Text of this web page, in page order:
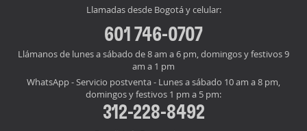
Llamadas desde Bogotá y celular:
601 746-0707
Llámanos de lunes a sábado de 8 am a 6 pm, domingos y festivos 9
am a 1 pm
WhatsApp - Servicio postventa - Lunes a sábado 10 am a 8 pm,
domingos y festivos 1 pm a 5 pm:
312-228-8492